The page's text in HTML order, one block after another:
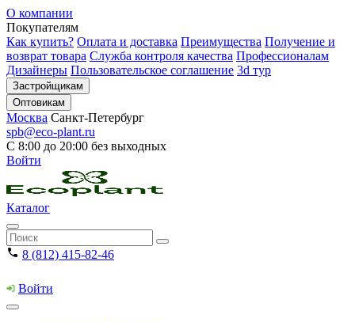
О компании
Покупателям
Как купить? Оплата и доставка Преимущества Получение и
возврат товара Служба контроля качества Профессионалам
Дизайнеры Пользовательское соглашение 3d тур
Застройщикам
Оптовикам
Москва Санкт-Петербург
spb@eco-plant.ru
С 8:00 до 20:00 без выходных
Войти
Каталог
8 (812) 415-82-46
Войти